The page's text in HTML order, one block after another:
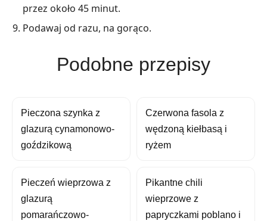
przez około 45 minut.
Podawaj od razu, na gorąco.
Podobne przepisy
Pieczona szynka z
glazurą cynamonowo-
goździkową
Czerwona fasola z
wędzoną kiełbasą i
ryżem
Pieczeń wieprzowa z
glazurą
pomarańczowo-
Pikantne chili
wieprzowe z
papryczkami poblano i